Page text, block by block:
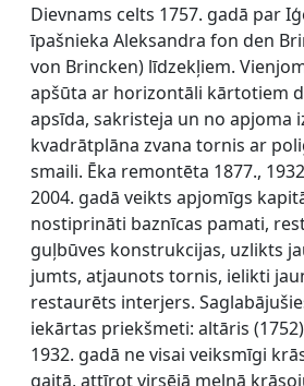
Dievnams celts 1757. gadā par
īpašnieka Aleksandra fon den
von Brincken) līdzekļiem.
apšūta ar horizontāli kārtotiem
apsīda, sakristeja un no apjoma
kvadrātplāna zvana tornis ar
smaili. Ēka remontēta 1877.,
2004. gadā veikts apjomīgs
nostiprināti baznīcas pamati,
guļbūves konstrukcijas, uzlikts
jumts, atjaunots tornis, ielikti
restaurēts interjers.
iekārtas priekšmeti: altāris
1932. gadā ne visai veiksmīgi
gaitā, attīrot virsējā melnā